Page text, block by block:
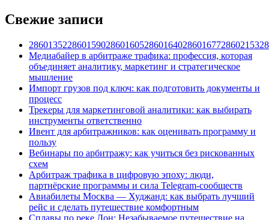
Свежие записи
Медиабайер в арбитраже трафика: профессия, которая
объединяет аналитику, маркетинг и стратегическое
мышление
Импорт грузов под ключ: как подготовить документы и
процесс
Трекеры для маркетинговой аналитики: как выбирать
инструменты ответственно
Ивент для арбитражников: как оценивать программу и
пользу
Вебинары по арбитражу: как учиться без рискованных
схем
Арбитраж трафика в цифровую эпоху: люди,
партнёрские программы и сила Telegram-сообществ
Авиабилеты Москва — Худжанд: как выбрать лучший
рейс и сделать путешествие комфортным